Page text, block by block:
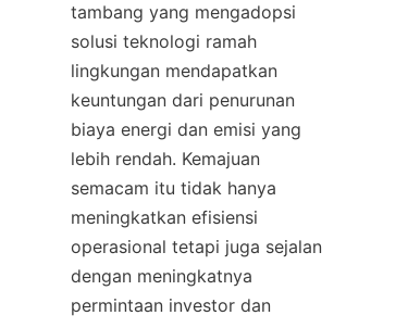
tambang yang mengadopsi
solusi teknologi ramah
lingkungan mendapatkan
keuntungan dari penurunan
biaya energi dan emisi yang
lebih rendah. Kemajuan
semacam itu tidak hanya
meningkatkan efisiensi
operasional tetapi juga sejalan
dengan meningkatnya
permintaan investor dan